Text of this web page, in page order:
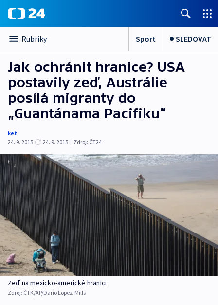
Rubriky Sport SLEDOVAT
Jak ochránit hranice? USA
postavily zeď, Austrálie
posílá migranty do
„Guantánama Pacifiku“
ket
24. 9. 2015
24. 9. 2015 | Zdroj: ČT24
Zeď na mexicko-americké hranici
Zdroj: ČTK/AP/Dario Lopez-Mills